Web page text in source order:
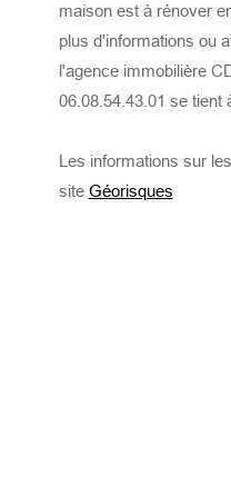
maison est à rénover
plus d'informations ou
l'agence immobilière
06.08.54.43.01 se tient
Les informations sur
site Géorisques